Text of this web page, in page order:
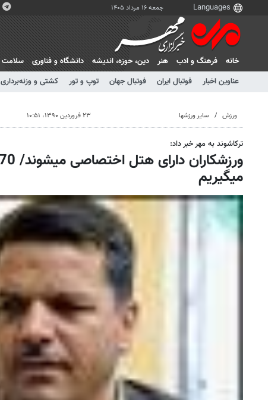
جمعه ۱۶ مرداد ۱۴۰۵
خانه فرهنگ و ادب هنر دين، حوزه، انديشه دانشگاه و فناوری سلامت
عناوین اخبار
فوتبال ایران فوتبال جهان توپ و تور کشتی و وزنه‌برداری
ورزش سایر ورزشها ۲۳ فروردین ۱۳۹۰، ۱۰:۵۱
ترکاشوند به مهر خبر داد:
می‏گیریم